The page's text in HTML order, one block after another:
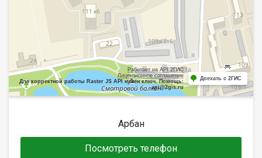
Работает на API 2ГИС
Лицензионное соглашение
Для корректной работы Raster JS API нужен ключ. Помощь:
api@2gis.ru
Доехать с 2ГИС
Арбан
Посмотреть телефон